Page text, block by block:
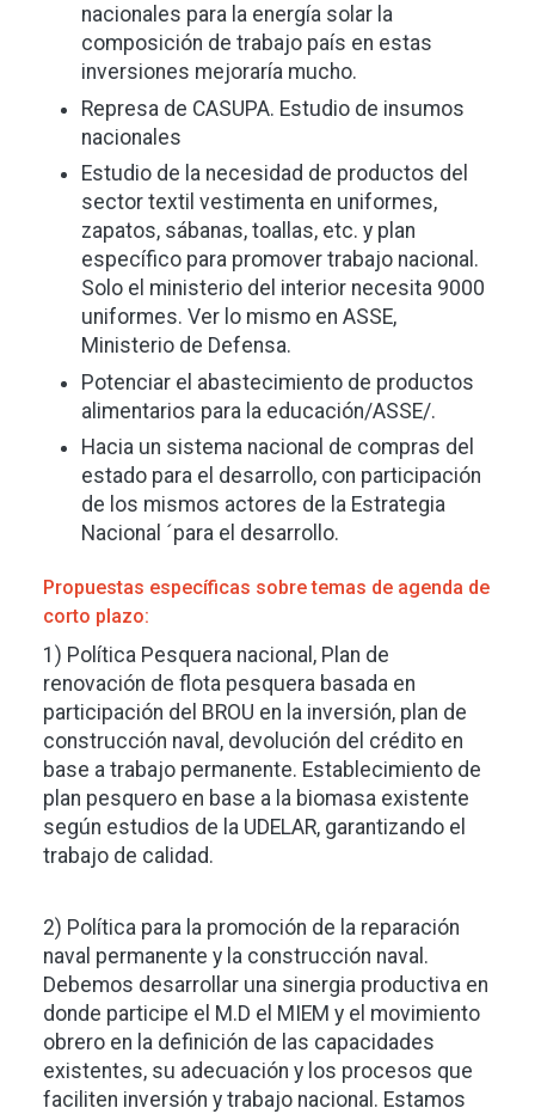
nacionales para la energía solar la
composición de trabajo país en estas
inversiones mejoraría mucho.
Represa de CASUPA. Estudio de insumos
nacionales
Estudio de la necesidad de productos del
sector textil vestimenta en uniformes,
zapatos, sábanas, toallas, etc. y plan
específico para promover trabajo nacional.
Solo el ministerio del interior necesita 9000
uniformes. Ver lo mismo en ASSE,
Ministerio de Defensa.
Potenciar el abastecimiento de productos
alimentarios para la educación/ASSE/.
Hacia un sistema nacional de compras del
estado para el desarrollo, con participación
de los mismos actores de la Estrategia
Nacional ´para el desarrollo.
Propuestas específicas sobre temas de agenda de
corto plazo:
1) Política Pesquera nacional, Plan de
renovación de flota pesquera basada en
participación del BROU en la inversión, plan de
construcción naval, devolución del crédito en
base a trabajo permanente. Establecimiento de
plan pesquero en base a la biomasa existente
según estudios de la UDELAR, garantizando el
trabajo de calidad.
2) Política para la promoción de la reparación
naval permanente y la construcción naval.
Debemos desarrollar una sinergia productiva en
donde participe el M.D el MIEM y el movimiento
obrero en la definición de las capacidades
existentes, su adecuación y los procesos que
faciliten inversión y trabajo nacional. Estamos